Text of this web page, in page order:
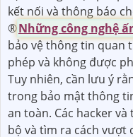
kết nối và thông báo
®️Những công nghệ
bảo vệ thông tin quan
phép và không được
Tuy nhiên, cần lưu ý
trong bảo mật thông
an toàn. Các hacker
bộ và tìm ra cách vượt